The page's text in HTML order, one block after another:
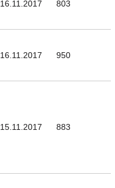
16.11.2017 803
16.11.2017 950
15.11.2017 883